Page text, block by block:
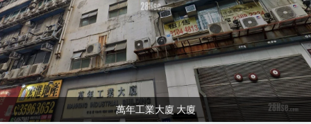
萬年工業大廈 大廈